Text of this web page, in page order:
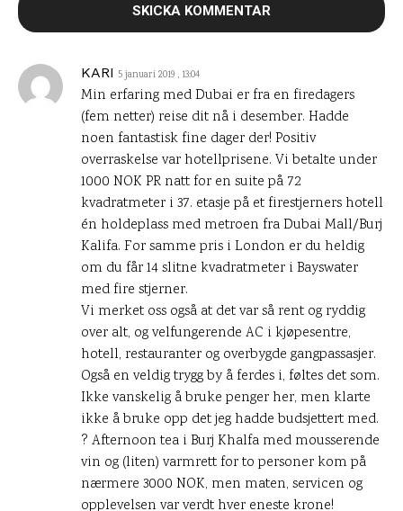
KARI 5 januari 2019 , 13:04
Min erfaring med Dubai er fra en firedagers
(fem netter) reise dit nå i desember. Hadde
noen fantastisk fine dager der! Positiv
overraskelse var hotellprisene. Vi betalte under
1000 NOK PR natt for en suite på 72
kvadratmeter i 37. etasje på et firestjerners hotell
én holdeplass med metroen fra Dubai Mall/Burj
Kalifa. For samme pris i London er du heldig
om du får 14 slitne kvadratmeter i Bayswater
med fire stjerner.
Vi merket oss også at det var så rent og ryddig
over alt, og velfungerende AC i kjøpesentre,
hotell, restauranter og overbygde gangpassasjer.
Også en veldig trygg by å ferdes i, føltes det som.
Ikke vanskelig å bruke penger her, men klarte
ikke å bruke opp det jeg hadde budsjettert med.
? Afternoon tea i Burj Khalfa med mousserende
vin og (liten) varmrett for to personer kom på
nærmere 3000 NOK, men maten, servicen og
opplevelsen var verdt hver eneste krone!